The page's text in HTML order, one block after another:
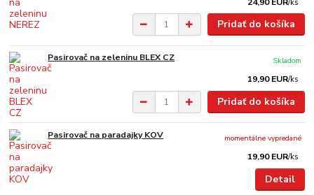
/ks
Pridať do košíka
Pasirovač na zeleninu BLEX CZ
19,90 EUR/ks
Skladom
Pridať do košíka
Pasirovač na paradajky KOV
19,90 EUR/ks
momentálne vypredané
Detail